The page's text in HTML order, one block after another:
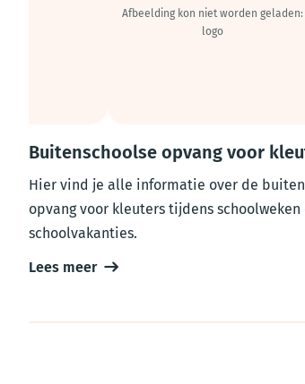
Buitenschoolse opvang voor
Hier vind je alle informatie over de
opvang voor kleuters tijdens
schoolvakanties.
Lees meer